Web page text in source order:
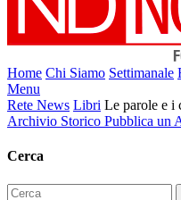
Home Chi Siamo Settimanale
Menu
Rete News Libri Le parole e i
Archivio Storico Pubblica un
Cerca